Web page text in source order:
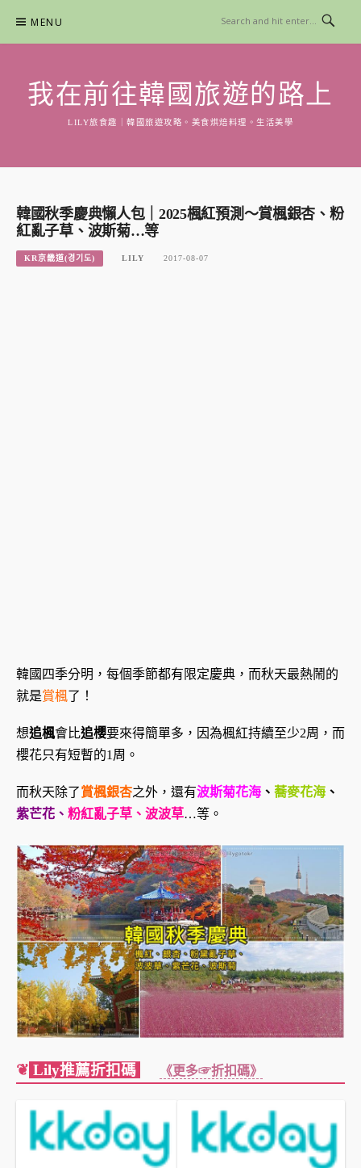
content
MENU
我在前往韓國旅遊的路上
LILY旅食趣｜韓國旅遊攻略。美食烘焙料理。生活美學
韓國秋季慶典懶人包｜2025楓紅預測～賞楓銀杏、粉
紅亂子草、波斯菊…等
KR京畿道(경기도) LILY 2017-08-07
韓國四季分明，每個季節都有限定慶典，而秋天最熱鬧的
就是賞楓了！
想追楓會比追櫻要來得簡單多，因為楓紅持續至少2周，而
櫻花只有短暫的1周。
而秋天除了賞楓銀杏之外，還有波斯菊花海 、 蕎麥花海 、
紫芒花、 粉紅亂子草、波波草…等。
❦ Lily推薦折扣碼 《更多☞折扣碼》